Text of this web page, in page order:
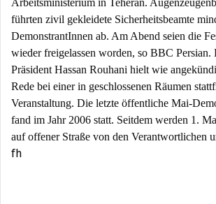
Arbeitsministerium in Teheran.
führten zivil gekleidete Sicherheitsbeamte
DemonstrantInnen ab. Am Abend seien die
wieder freigelassen worden, so BBC Persian.
Präsident Hassan Rouhani hielt wie
Rede bei einer in geschlossenen Räumen
Veranstaltung. Die letzte öffentliche Mai-
fand im Jahr 2006 statt. Seitdem werden 1.
auf offener Straße von den Verantwortlichen
fh